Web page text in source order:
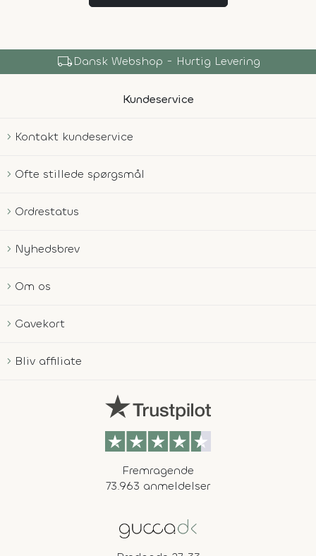
local_shippingDansk Webshop - Hurtig Levering
Kundeservice
Kontakt kundeservice
Ofte stillede spørgsmål
Ordrestatus
Nyhedsbrev
Om os
Gavekort
Bliv affiliate
Fremragende
73.963 anmeldelser